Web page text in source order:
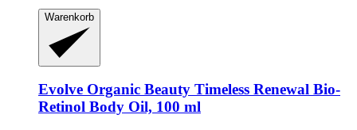
Warenkorb
Evolve Organic Beauty Timeless Renewal Bio-​
Retinol Body Oil, 100 ml